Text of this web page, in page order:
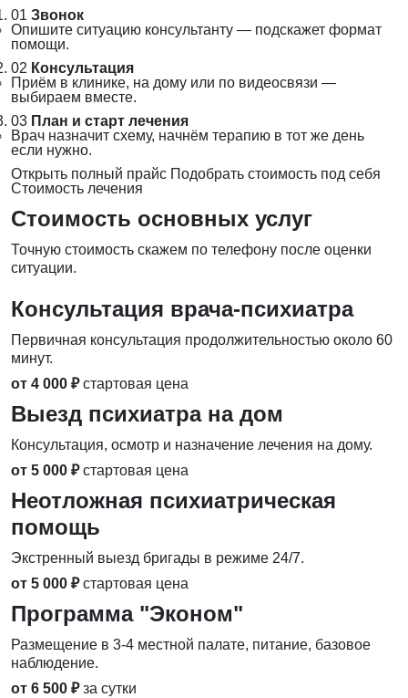
01 Звонок
Опишите ситуацию консультанту — подскажет формат
помощи.
02 Консультация
Приём в клинике, на дому или по видеосвязи —
выбираем вместе.
03 План и старт лечения
Врач назначит схему, начнём терапию в тот же день
если нужно.
Открыть полный прайс Подобрать стоимость под себя
Стоимость лечения
Стоимость основных услуг
Точную стоимость скажем по телефону после оценки
ситуации.
Консультация врача-психиатра
Первичная консультация продолжительностью около 60
минут.
от 4 000 ₽ стартовая цена
Выезд психиатра на дом
Консультация, осмотр и назначение лечения на дому.
от 5 000 ₽ стартовая цена
Неотложная психиатрическая
помощь
Экстренный выезд бригады в режиме 24/7.
от 5 000 ₽ стартовая цена
Программа "Эконом"
Размещение в 3-4 местной палате, питание, базовое
наблюдение.
от 6 500 ₽ за сутки